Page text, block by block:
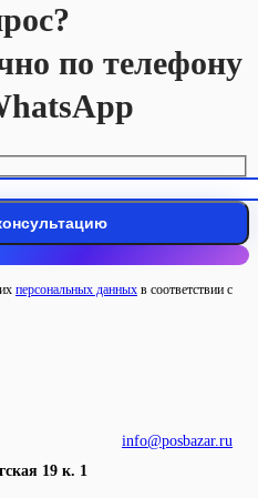
по телефону
персональных данных в соответствии с
info@posbazar.ru
19 к. 1